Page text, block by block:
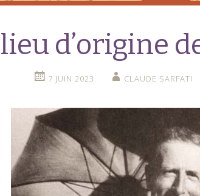
d’origine
7 JUIN 2023 CLAUDE SARFATI